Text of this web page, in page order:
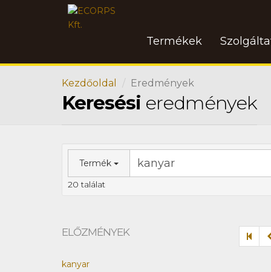
Termékek
Kezdőoldal Eredmények
Keresési eredmények
Termék
20 találat
ELŐZMÉNYEK
kanyar